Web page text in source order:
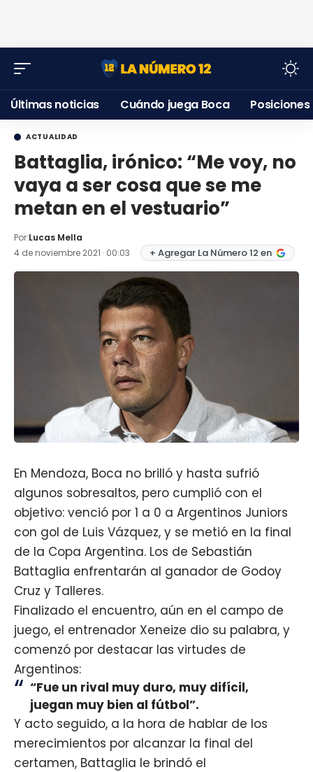
Últimas noticias Cuándo juega Boca Posiciones
ACTUALIDAD
Battaglia, irónico: “Me voy, no
vaya a ser cosa que se me
metan en el vestuario”
Por:Lucas Mella
4 de noviembre 2021 · 00:03
+ Agregar La Número 12 en
En Mendoza, Boca no brilló y hasta sufrió
algunos sobresaltos, pero cumplió con el
objetivo: venció por 1 a 0 a Argentinos Juniors
con gol de Luis Vázquez, y se metió en la final
de la Copa Argentina. Los de Sebastián
Battaglia enfrentarán al ganador de Godoy
Cruz y Talleres.
Finalizado el encuentro, aún en el campo de
juego, el entrenador Xeneize dio su palabra, y
comenzó por destacar las virtudes de
Argentinos:
“Fue un rival muy duro, muy difícil,
juegan muy bien al fútbol”.
Y acto seguido, a la hora de hablar de los
merecimientos por alcanzar la final del
certamen, Battaglia le brindó el